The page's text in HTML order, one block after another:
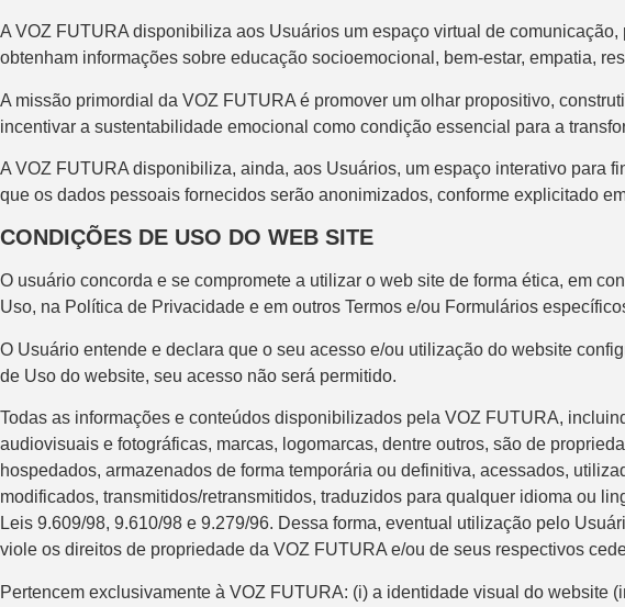
A VOZ FUTURA disponibiliza aos Usuários um espaço virtual de
obtenham informações sobre educação socioemocional, bem-estar, empatia,
A missão primordial da VOZ FUTURA é promover um olhar propositivo,
incentivar a sustentabilidade emocional como condição essencial para a
A VOZ FUTURA disponibiliza, ainda, aos Usuários, um espaço interativo para
que os dados pessoais fornecidos serão anonimizados, conforme explicitado
CONDIÇÕES DE USO DO WEB SITE
O usuário concorda e se compromete a utilizar o web site de forma ética, em
Uso, na Política de Privacidade e em outros Termos e/ou Formulários
O Usuário entende e declara que o seu acesso e/ou utilização do website
de Uso do website, seu acesso não será permitido.
Todas as informações e conteúdos disponibilizados pela VOZ FUTURA,
audiovisuais e fotográficas, marcas, logomarcas, dentre outros, são de
hospedados, armazenados de forma temporária ou definitiva, acessados,
modificados, transmitidos/retransmitidos, traduzidos para qualquer idioma ou
Leis 9.609/98, 9.610/98 e 9.279/96. Dessa forma, eventual utilização pelo
viole os direitos de propriedade da VOZ FUTURA e/ou de seus respectivos
Pertencem exclusivamente à VOZ FUTURA: (i) a identidade visual do website